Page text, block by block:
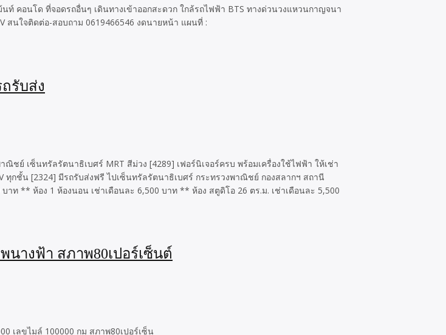
ท์ คอนโด ที่จอดรถอื่นๆ เดินทางเข้าออกสะดวก ใกล้รถไฟฟ้า BTS ทางด่วนวงแหวนกาญจนา
สนใจติดต่อ-สอบถาม 0619466546 งดนายหน้า แผนที่ :
รับส่ง
ชย์ เซ็นทรัลรัตนาธิเบศร์ MRT สีม่วง [4289] เฟอร์นิเจอร์ครบ พร้อมเครื่องใช้ไฟฟ้า ให้เช่า
กชั้น [2324] มีรถรับส่งฟรี ไปเซ็นทรัลรัตนาธิเบศร์ กระทรวงพาณิชย์ กองสลากฯ สถานี
อง 1 ห้องนอน เช่าเดือนละ 6,500 บาท ** ห้อง สตูดิโอ 26 ตร.ม. เช่าเดือนละ 5,500
นางฟ้า สภาพ​80เปอร์เซ็นต์
เลขไมล์​ 100000​ กม สภาพ​80เปอร์เซ็น